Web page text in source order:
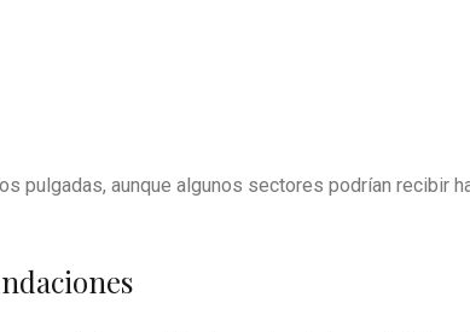
pulgadas, aunque algunos sectores podrían recibir